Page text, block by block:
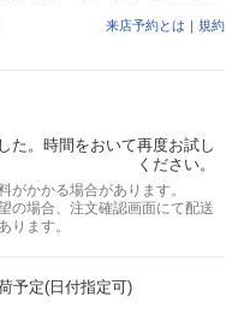
来店予約とは ｜ 規約
た。時間をおいて再度お試し
ください。
かかる場合があります。
の場合、注文確認画面にて配送
ります。
予定(日付指定可)